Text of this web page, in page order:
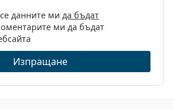
F038040029000 40
2 - 8 години
данните ми да бъдат
ми да бъдат
Изпращане